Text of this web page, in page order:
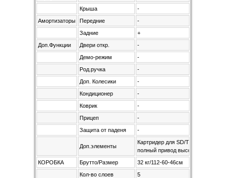
Крыша
-
Амортизаторы
Передние
-
Задние
+
Доп.Функции
Двери откр.
-
Демо-режим
-
Род.ручка
-
Доп. Колесики
-
Кондиционер
-
Коврик
-
Прицеп
-
Защита от паденя
-
Доп.элементы
Картридер для SD/TF карт, 4
полный привод высокая/низкая
КОРОБКА
Брутто/Размер
32 кг/112-60-46см
Кол-во слоев
5